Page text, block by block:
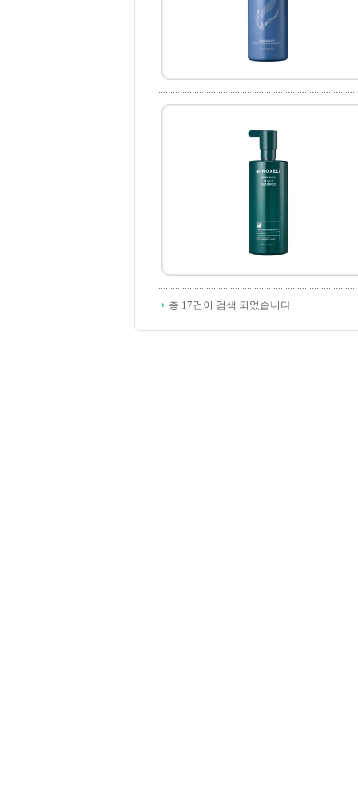
총 17건이 검색 되었습니다.